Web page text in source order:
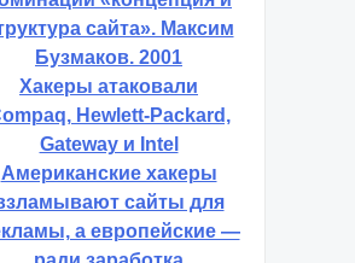
«концепция и
сайта». Максим
Бузмаков. 2001
Хакеры атаковали
Hewlett-Packard,
Gateway и Intel
Американские хакеры
сайты для
а европейские —